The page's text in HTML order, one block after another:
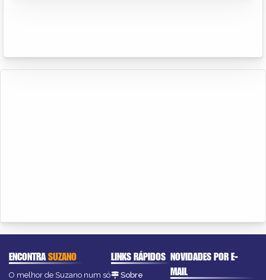
ENCONTRASUZANO
O melhor de Suzano num só
LINKS RÁPIDOS
Sobre
NOVIDADES POR E-
MAIL